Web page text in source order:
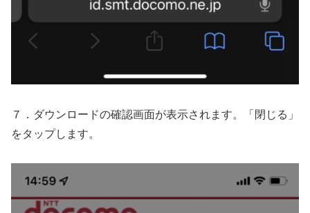
７．ダウンロードの確認画面が表示されます。「閉じる」
をタップします。